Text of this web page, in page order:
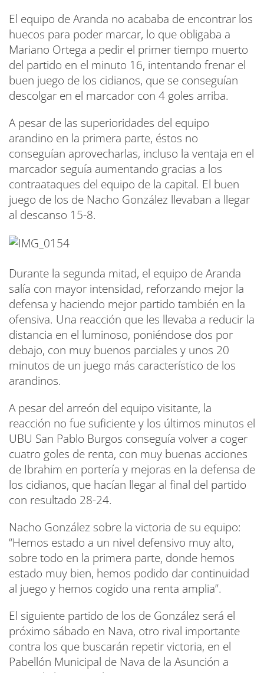
El equipo de Aranda no acababa de encontrar los
huecos para poder marcar, lo que obligaba a
Mariano Ortega a pedir el primer tiempo muerto
del partido en el minuto 16, intentando frenar el
buen juego de los cidianos, que se conseguían
descolgar en el marcador con 4 goles arriba.
A pesar de las superioridades del equipo
arandino en la primera parte, éstos no
conseguían aprovecharlas, incluso la ventaja en el
marcador seguía aumentando gracias a los
contraataques del equipo de la capital. El buen
juego de los de Nacho González llevaban a llegar
al descanso 15-8.
Durante la segunda mitad, el equipo de Aranda
salía con mayor intensidad, reforzando mejor la
defensa y haciendo mejor partido también en la
ofensiva. Una reacción que les llevaba a reducir la
distancia en el luminoso, poniéndose dos por
debajo, con muy buenos parciales y unos 20
minutos de un juego más característico de los
arandinos.
A pesar del arreón del equipo visitante, la
reacción no fue suficiente y los últimos minutos el
UBU San Pablo Burgos conseguía volver a coger
cuatro goles de renta, con muy buenas acciones
de Ibrahim en portería y mejoras en la defensa de
los cidianos, que hacían llegar al final del partido
con resultado 28-24.
Nacho González sobre la victoria de su equipo:
“Hemos estado a un nivel defensivo muy alto,
sobre todo en la primera parte, donde hemos
estado muy bien, hemos podido dar continuidad
al juego y hemos cogido una renta amplia”.
El siguiente partido de los de González será el
próximo sábado en Nava, otro rival importante
contra los que buscarán repetir victoria, en el
Pabellón Municipal de Nava de la Asunción a